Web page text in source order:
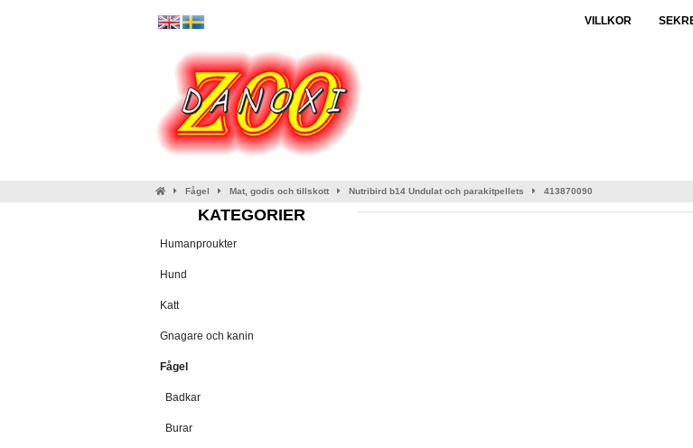
VILLKOR
Fågel Mat, godis och tillskott Nutribird b14 Undulat och parakitpellets 413870090
KATEGORIER
Humanproukter
Hund
Katt
Gnagare och kanin
Fågel
Badkar
Burar